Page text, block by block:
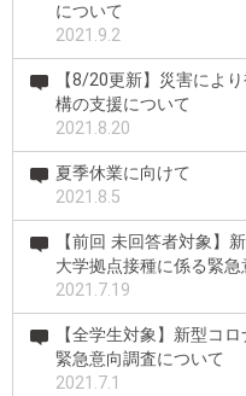
について
2021.9.2
【8/20更新】災害によ
構の支援について
2021.8.20
夏季休業に向けて
2021.8.5
【前回 未回答者対象】
大学拠点接種に係る緊
2021.7.19
【全学生対象】新型コ
緊急意向調査について
2021.7.1